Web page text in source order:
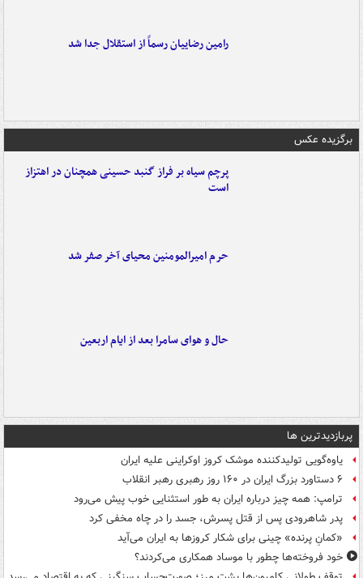
رامین رضاییان رسماً از استقلال جدا شد
برگزیده عکس
پرچم سیاه بر فراز گنبد حسینی همچنان در اهتزاز
است
حرم امیرالمومنین محیای آخر صفر شد
حال و هوای سامرا بعد از ایام اربعین
پربازدیدترین ها
یاوه‌گویی تولیدکننده موشک کروز اوکراینی علیه ایران
۶ دستاورد بزرگ ایران در ۱۶۰ روز رهبری رهبر انقلاب
ترامپ: همه چیز درباره ایران به طور استثنایی خوب پیش می‌رود
پدر شاهرودی پس از قتل پسرش، جسد را در چاه مخفی کرد
«کمانِ پرنده» چینی برای شکار کروزها به ایران می‌آید
خود فروخته‌ها چطور با موساد همکاری می‌کردند؟